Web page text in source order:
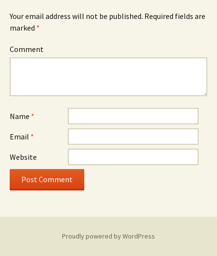
Your email address will not be published. Required fields are
marked *
Comment
Name *
Email *
Website
Proudly powered by WordPress